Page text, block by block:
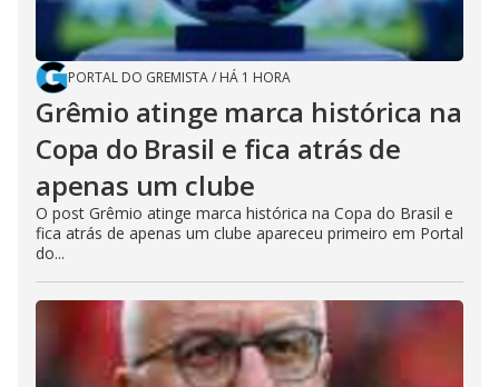
PORTAL DO GREMISTA/ HÁ 1 HORA
Grêmio atinge marca histórica na
Copa do Brasil e fica atrás de
apenas um clube
O post Grêmio atinge marca histórica na Copa do Brasil e
fica atrás de apenas um clube apareceu primeiro em Portal
do...